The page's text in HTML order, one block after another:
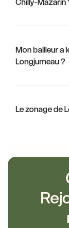
Chilly-Mazarin
Mon bailleur a
Longjumeau ?
Le zonage de